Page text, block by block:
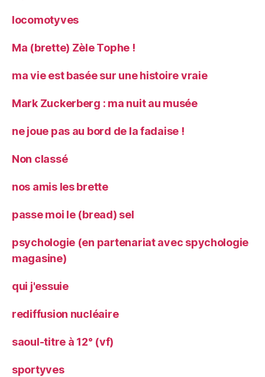
locomotyves
Ma (brette) Zèle Tophe !
ma vie est basée sur une histoire vraie
Mark Zuckerberg : ma nuit au musée
ne joue pas au bord de la fadaise !
Non classé
nos amis les brette
passe moi le (bread) sel
psychologie (en partenariat avec spychologie
magasine)
qui j'essuie
rediffusion nucléaire
saoul-titre à 12° (vf)
sportyves